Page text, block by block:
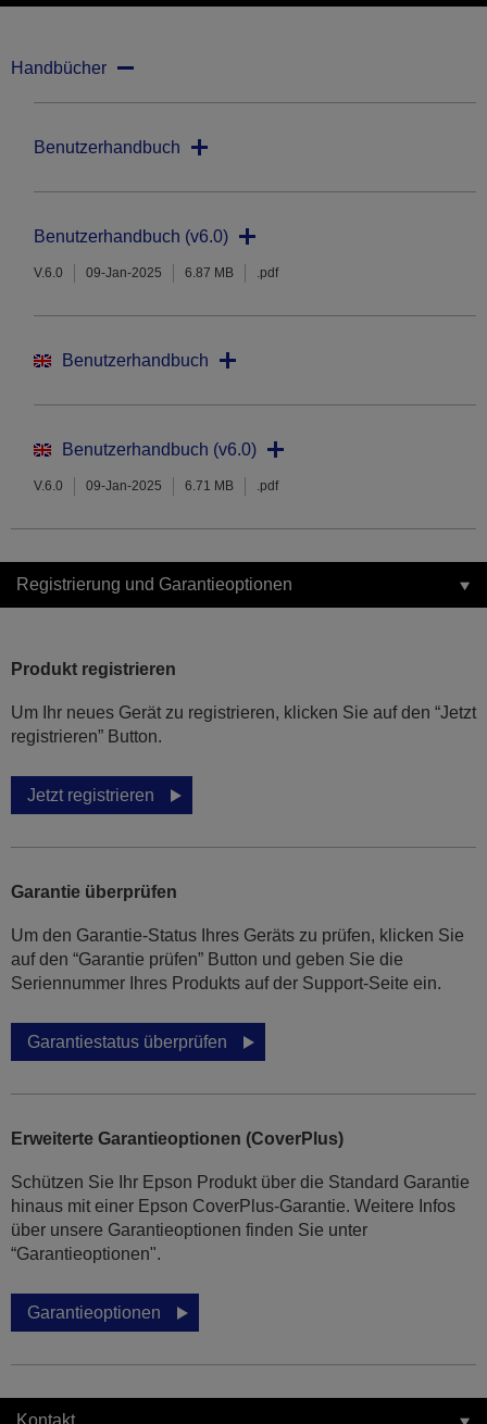
Handbücher
Benutzerhandbuch
Benutzerhandbuch (v6.0)
V.6.0 09-Jan-2025 6.87 MB .pdf
Benutzerhandbuch
Benutzerhandbuch (v6.0)
V.6.0 09-Jan-2025 6.71 MB .pdf
Registrierung und Garantieoptionen
Produkt registrieren
Um Ihr neues Gerät zu registrieren, klicken Sie auf den “Jetzt
registrieren” Button.
Jetzt registrieren
Garantie überprüfen
Um den Garantie-Status Ihres Geräts zu prüfen, klicken Sie
auf den “Garantie prüfen” Button und geben Sie die
Seriennummer Ihres Produkts auf der Support-Seite ein.
Garantiestatus überprüfen
Erweiterte Garantieoptionen (CoverPlus)
Schützen Sie Ihr Epson Produkt über die Standard Garantie
hinaus mit einer Epson CoverPlus-Garantie. Weitere Infos
über unsere Garantieoptionen finden Sie unter
“Garantieoptionen".
Garantieoptionen